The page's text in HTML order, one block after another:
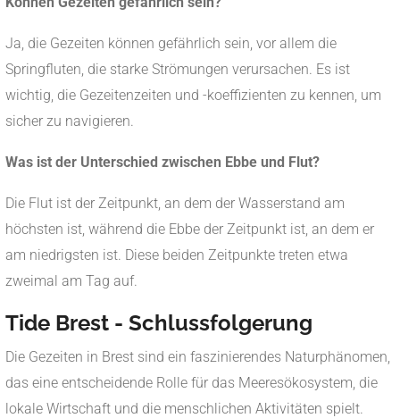
Ja, die Gezeiten können gefährlich sein, vor allem die
Springfluten, die starke Strömungen verursachen. Es ist
wichtig, die Gezeitenzeiten und -koeffizienten zu kennen, um
sicher zu navigieren.
Was ist der Unterschied zwischen Ebbe und Flut?
Die Flut ist der Zeitpunkt, an dem der Wasserstand am
höchsten ist, während die Ebbe der Zeitpunkt ist, an dem er
am niedrigsten ist. Diese beiden Zeitpunkte treten etwa
zweimal am Tag auf.
Tide Brest - Schlussfolgerung
Die Gezeiten in Brest sind ein faszinierendes Naturphänomen,
das eine entscheidende Rolle für das Meeresökosystem, die
lokale Wirtschaft und die menschlichen Aktivitäten spielt.